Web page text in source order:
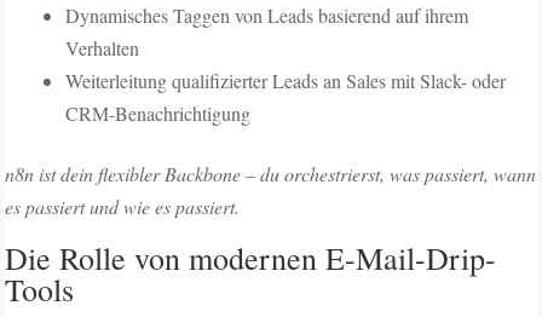
Dynamisches Taggen von Leads basierend auf ihrem
Verhalten
Weiterleitung qualifizierter Leads an Sales mit Slack- oder
CRM-Benachrichtigung
n8n ist dein flexibler Backbone – du orchestrierst, was passiert, wann
es passiert und wie es passiert.
Die Rolle von modernen E-Mail-Drip-
Tools